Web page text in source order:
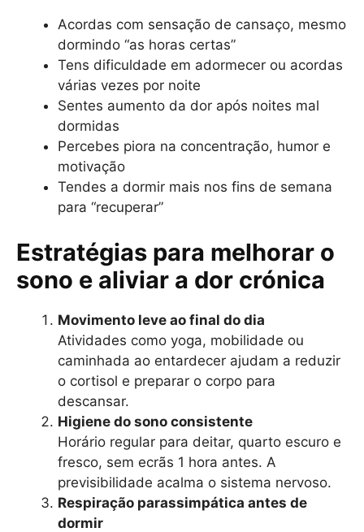
Acordas com sensação de cansaço, mesmo
dormindo “as horas certas”
Tens dificuldade em adormecer ou acordas
várias vezes por noite
Sentes aumento da dor após noites mal
dormidas
Percebes piora na concentração, humor e
motivação
Tendes a dormir mais nos fins de semana
para “recuperar”
Estratégias para melhorar o
sono e aliviar a dor crónica
Movimento leve ao final do dia
Atividades como yoga, mobilidade ou
caminhada ao entardecer ajudam a reduzir
o cortisol e preparar o corpo para
descansar.
Higiene do sono consistente
Horário regular para deitar, quarto escuro e
fresco, sem ecrãs 1 hora antes. A
previsibilidade acalma o sistema nervoso.
Respiração parassimpática antes de
dormir